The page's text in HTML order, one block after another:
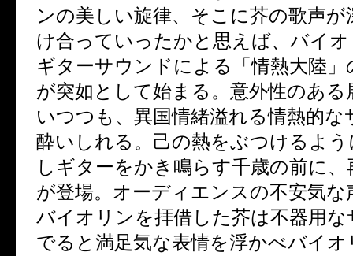
ンの美しい旋律、そこに芥の歌声が
け合っていったかと思えば、バイ
ギターサウンドによる「情熱大陸
が突如として始まる。意外性のある
いつつも、異国情緒溢れる情熱的
酔いしれる。己の熱をぶつけるよ
しギターをかき鳴らす千歳の前に
が登場。オーディエンスの不安気な
バイオリンを拝借した芥は不器用
でると満足気な表情を浮かべバイオ